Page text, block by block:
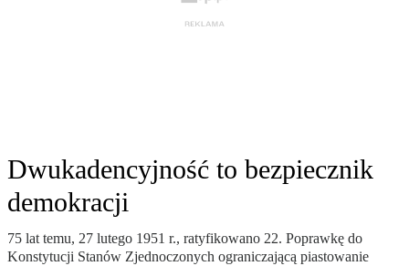
Dwukadencyjność to bezpiecznik
demokracji
75 lat temu, 27 lutego 1951 r., ratyfikowano 22. Poprawkę do
Konstytucji Stanów Zjednoczonych ograniczającą piastowanie